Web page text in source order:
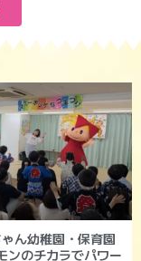
ん幼稚園・保育園
ンのチカラでパワー